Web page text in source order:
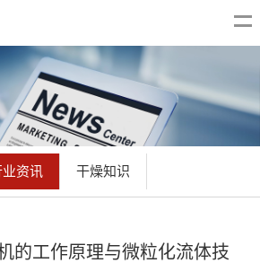
业资讯 干燥知识
的工作原理与微粒化流体技